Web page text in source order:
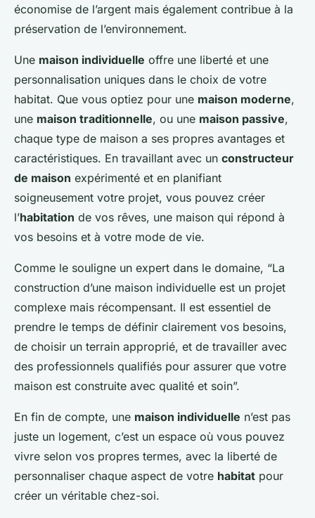
économise de l’argent mais également contribue à la
préservation de l’environnement.
Une maison individuelle offre une liberté et une
personnalisation uniques dans le choix de votre
habitat. Que vous optiez pour une maison moderne,
une maison traditionnelle, ou une maison passive,
chaque type de maison a ses propres avantages et
caractéristiques. En travaillant avec un constructeur
de maison expérimenté et en planifiant
soigneusement votre projet, vous pouvez créer
l’habitation de vos rêves, une maison qui répond à
vos besoins et à votre mode de vie.
Comme le souligne un expert dans le domaine, “La
construction d’une maison individuelle est un projet
complexe mais récompensant. Il est essentiel de
prendre le temps de définir clairement vos besoins,
de choisir un terrain approprié, et de travailler avec
des professionnels qualifiés pour assurer que votre
maison est construite avec qualité et soin”.
En fin de compte, une maison individuelle n’est pas
juste un logement, c’est un espace où vous pouvez
vivre selon vos propres termes, avec la liberté de
personnaliser chaque aspect de votre habitat pour
créer un véritable chez-soi.